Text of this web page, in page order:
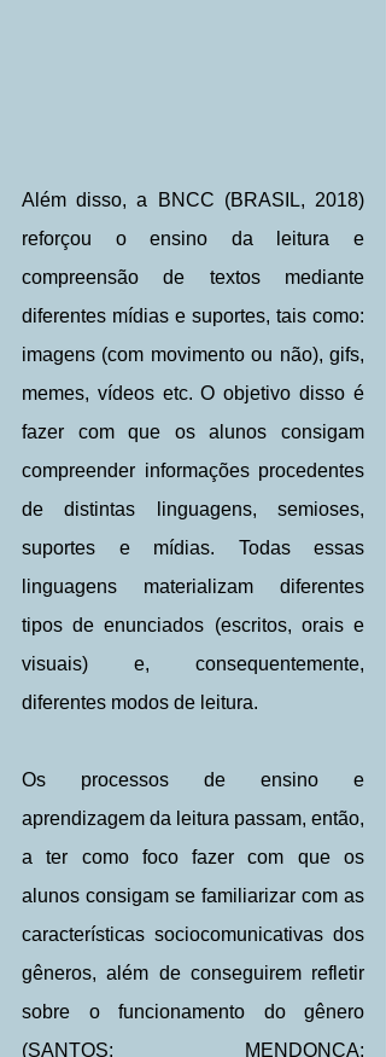
Além disso, a BNCC (BRASIL, 2018)
reforçou o ensino da leitura e
compreensão de textos mediante
diferentes mídias e suportes, tais como:
imagens (com movimento ou não), gifs,
memes, vídeos etc. O objetivo disso é
fazer com que os alunos consigam
compreender informações procedentes
de distintas linguagens, semioses,
suportes e mídias. Todas essas
linguagens materializam diferentes
tipos de enunciados (escritos, orais e
visuais) e, consequentemente,
diferentes modos de leitura.
Os processos de ensino e
aprendizagem da leitura passam, então,
a ter como foco fazer com que os
alunos consigam se familiarizar com as
características sociocomunicativas dos
gêneros, além de conseguirem refletir
sobre o funcionamento do gênero
(SANTOS; MENDONÇA;